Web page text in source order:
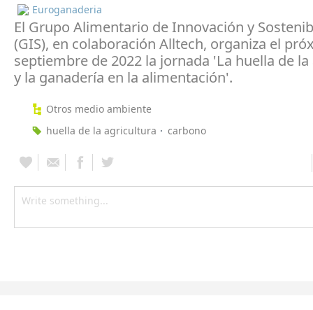
Euroganaderia
El Grupo Alimentario de Innovación y
(GIS), en colaboración Alltech, organiza el
septiembre de 2022 la jornada 'La huella de
y la ganadería en la alimentación'.
Otros medio ambiente
huella de la agricultura
carbono